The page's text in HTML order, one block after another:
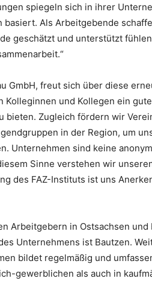
spiegeln sich in ihrer
Als Arbeitgebende
geschätzt und unterstützt
GmbH, freut sich über diese
Kolleginnen und Kollegen ein
bieten. Zugleich fördern wir
in der Region, um
Unternehmen sind keine
Sinne verstehen wir
des FAZ-Instituts ist uns
Arbeitgebern in Ostsachsen
Unternehmens ist Bautzen.
bildet regelmäßig und
gewerblichen als auch in